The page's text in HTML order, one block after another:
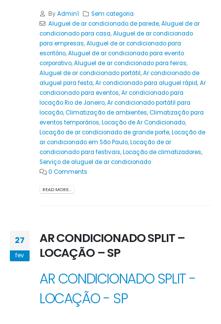
ByAdmin1
Sem categoria
Aluguel de ar condicionado de parede,Aluguel de ar
condicionado para casa,Aluguel de ar condicionado
para empresas,Aluguel de ar condicionado para
escritório,Aluguel de ar condicionado para evento
corporativo,Aluguel de ar condicionado para feiras,
Aluguel de ar condicionado portátil,Ar condicionado de
aluguel para festa,Ar condicionado para aluguel rápid,Ar
condicionado para eventos,Ar condicionado para
locação Rio de Janeiro,Ar condicionado portátil para
locação,Climatização de ambientes,Climatização para
eventos temporários,Locação de Ar Condicionado,
Locação de ar condicionado de grande porte,Locação de
ar condicionado em São Paulo,Locação de ar
condicionado para festivais,Locação de climatizadores,
Serviço de aluguel de ar condicionado
0 Comments
READ MORE...
27
fev
AR CONDICIONADO SPLIT –
LOCAÇÃO – SP
AR CONDICIONADO SPLIT -
LOCAÇÃO - SP